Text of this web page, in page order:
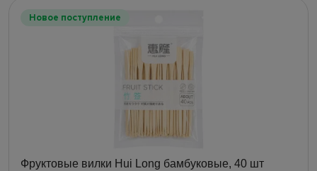
Новое поступление
Фруктовые вилки Hui Long бамбуковые, 40 шт